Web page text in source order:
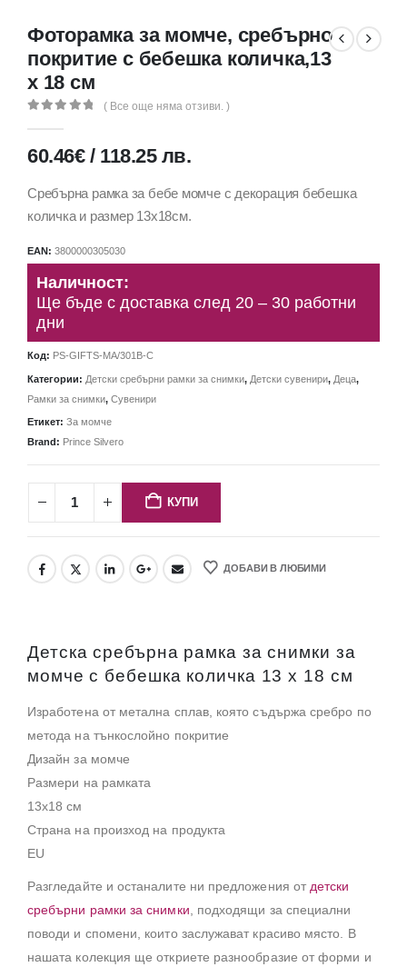
Фоторамка за момче, сребърно
покритие с бебешка количка,13
х 18 см
( Все още няма отзиви. )
60.46€ / 118.25 лв.
Сребърна рамка за бебе момче с декорация бебешка
количка и размер 13х18см.
EAN: 3800000305030
Наличност:
Ще бъде с доставка след 20 – 30 работни
дни
Код: PS-GIFTS-MA/301B-C
Категории: Детски сребърни рамки за снимки, Детски сувенири, Деца,
Рамки за снимки, Сувенири
Етикет: За момче
Brand: Prince Silvero
КУПИ
ДОБАВИ В ЛЮБИМИ
Детска сребърна рамка за снимки за
момче с бебешка количка 13 х 18 см
Изработена от метална сплав, която съдържа сребро по
метода на тънкослойно покритие
Дизайн за момче
Размери на рамката
13х18 см
Страна на произход на продукта
EU
Разгледайте и останалите ни предложения от детски
сребърни рамки за снимки , подходящи за специални
поводи и спомени, които заслужават красиво място. В
нашата колекция ще откриете разнообразие от форми и